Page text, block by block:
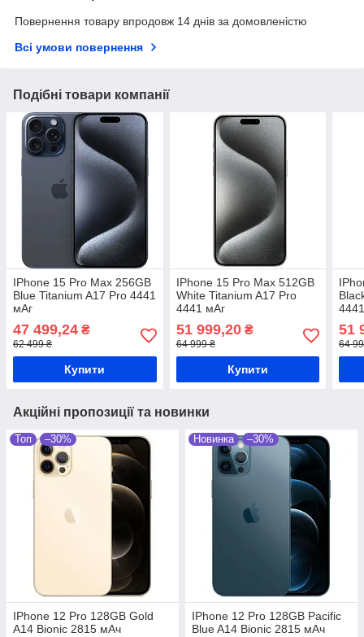
Повернення товару впродовж 14 днів за домовленістю
Всі умови повернення
Подібні товари компанії
IPhone 15 Pro Max 256GB
Blue Titanium A17 Pro 4441
мАг
47 499,24 ₴
62 499 ₴
Купити
IPhone 15 Pro Max 512GB
White Titanium A17 Pro
4441 мАг
51 999,20₴
64 999 ₴
Купити
51
64
Акційні пропозиції та новинки
Топ –30%
IPhone 12 Pro 128GB Gold
A14 Bionic 2815 мАч
Новинка –30%
IPhone 12 Pro 128GB Pacific
Blue A14 Bionic 2815 мАч